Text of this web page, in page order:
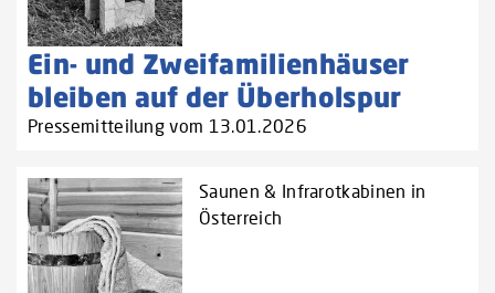
Ein- und Zweifamilienhäuser
bleiben auf der Überholspur
Pressemitteilung vom 13.01.2026
Saunen & Infrarotkabinen in
Österreich